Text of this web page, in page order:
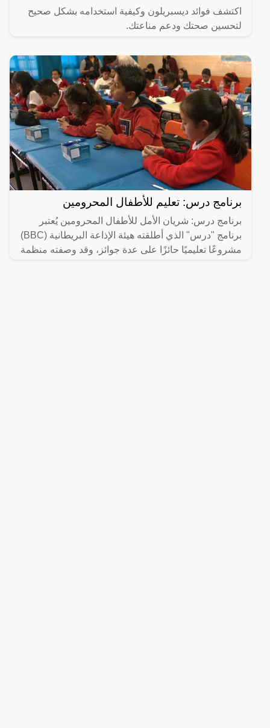
اكتشف فوائد ديسبريلون وكيفية استخدامه بشكل صحيح
لتحسين صحتك ودعم مناعتك.
برنامج درس: تعليم للأطفال المحرومين
برنامج درس: شريان الأمل للأطفال المحرومين يُعتبر
برنامج "درس" الذي أطلقته هيئة الإذاعة البريطانية (BBC)
مشروعًا تعليميًا حائزًا على عدة جوائز، وقد وصفته منظمة